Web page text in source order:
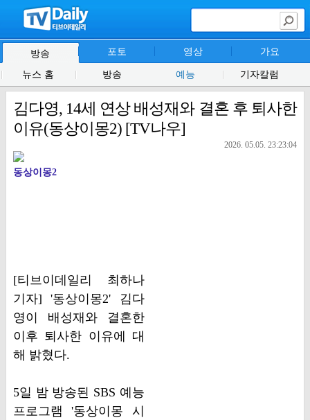
방송 포토 영상 가요
뉴스 홈 방송 예능 기자칼럼
김다영, 14세 연상 배성재와 결혼 후 퇴사한
이유(동상이몽2) [TV나우]
2026. 05.05. 23:23:04
동상이몽2
[티브이데일리 최하나
기자] '동상이몽2' 김다
영이 배성재와 결혼한
이후 퇴사한 이유에 대
해 밝혔다.
5일 밤 방송된 SBS 예능
프로그램 '동상이몽 시